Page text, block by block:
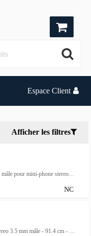
Espace Client
Afficher les filtres
NC